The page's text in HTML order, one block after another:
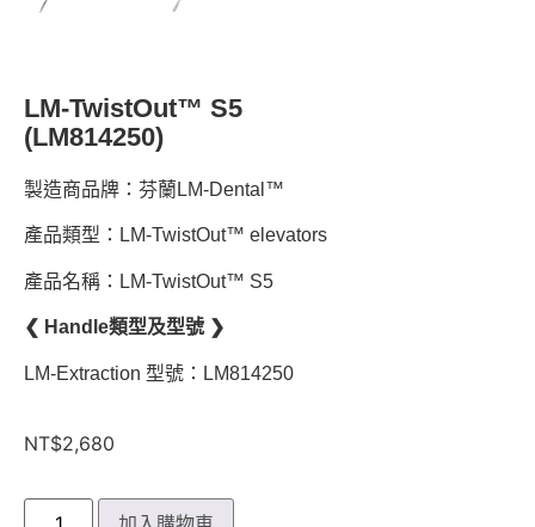
LM-TwistOut™ S5
(LM814250)
製造商品牌：芬蘭LM-Dental™
產品類型：LM-TwistOut™ elevators
產品名稱：LM-TwistOut™ S5
❮ Handle類型及型號 ❯
LM-Extraction 型號：LM814250
NT$2,680